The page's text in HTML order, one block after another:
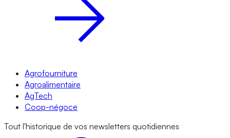
Agrofourniture
Agroalimentaire
AgTech
Coop-négoce
Tout l'historique de vos newsletters quotidiennes